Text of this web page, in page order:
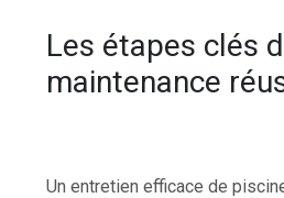
Les étapes clés
maintenance
Un entretien efficace de